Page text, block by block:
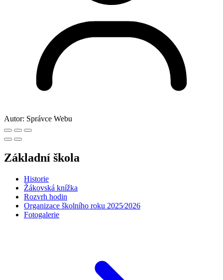
Autor: Správce Webu
Základní škola
Historie
Žákovská knížka
Rozvrh hodin
Organizace školního roku 2025⁄2026
Fotogalerie